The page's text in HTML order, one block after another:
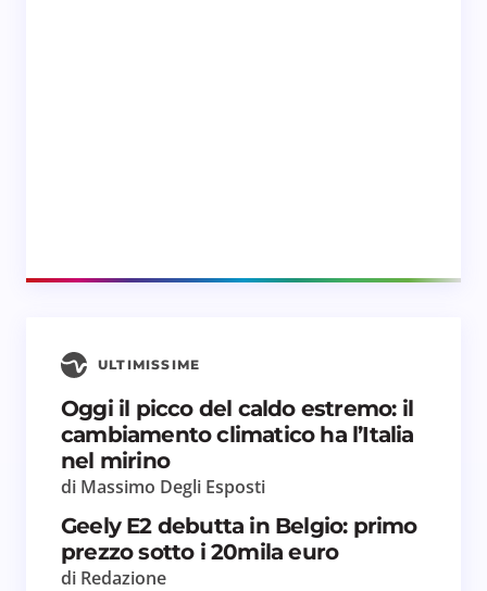
ULTIMISSIME
Oggi il picco del caldo estremo: il
cambiamento climatico ha l’Italia
nel mirino
di Massimo Degli Esposti
Geely E2 debutta in Belgio: primo
prezzo sotto i 20mila euro
di Redazione